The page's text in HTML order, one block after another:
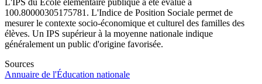
L'IPS du Ecole élémentaire publique a été évalué à
100.80000305175781. L'Indice de Position Sociale permet de
mesurer le contexte socio-économique et culturel des familles des
élèves. Un IPS supérieur à la moyenne nationale indique
généralement un public d'origine favorisée.
Sources
Annuaire de l'Éducation nationale